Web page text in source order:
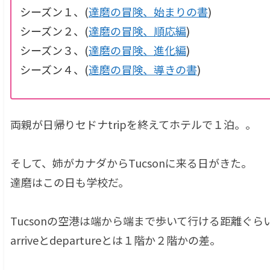
シーズン１、(達磨の冒険、始まりの書)
シーズン２、(達磨の冒険、順応編)
シーズン３、(達磨の冒険、進化編)
シーズン４、(達磨の冒険、導きの書)
両親が日帰りセドナtripを終えてホテルで１泊。。
そして、姉がカナダからTucsonに来る日がきた。
達磨はこの日も学校だ。
Tucsonの空港は端から端まで歩いて行ける距離ぐら
arriveとdepartureとは１階か２階かの差。